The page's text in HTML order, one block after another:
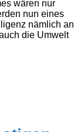
wären nur
nun eines
nämlich an
die Umwelt